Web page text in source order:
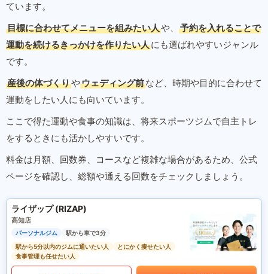
ています。
目標に合わせてメニューを組みたい人や、
予約を入れることで
運動を続けるきっかけを作りたい人にも選ばれやすいジャンル
です。
産後の体づくりやウェディング前など、時期や目的に合わせて
運動をしたい人にも向いています。
ここで得た運動や食事の知識は、将来スポーツジムで自主トレ
をするときにも活かしやすいです。
料金は月額、回数券、コースなど複雑な場合があるため、公式
ページを確認し、総額や通える回数をチェックしましょう。
ライザップ (RIZAP)
高知店
パーソナルジム
駅から車で3分
駅から5分以内のジムに通いたい人
とにかく痩せたい人
食事管理も任せたい人